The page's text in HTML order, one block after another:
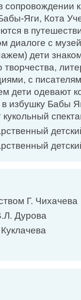
сопровождении
Яги, Кота
в
диалоге с
дети
творчества,
с
дети одевают
избушку Бабы
Г. Чихачева
Дурова